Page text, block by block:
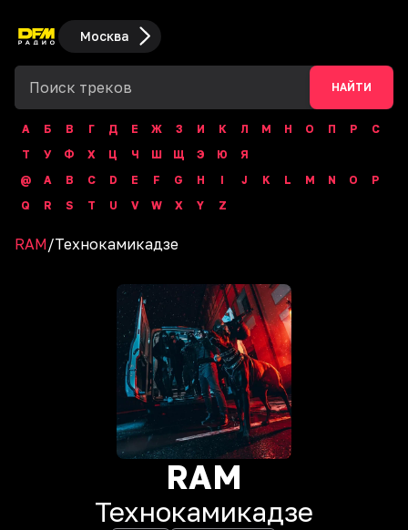
Москва
НАЙТИ
А Б В Г Д Е Ж З И К Л М Н О П Р
С
Т
У Ф Х Ц Ч Ш Щ Э Ю
Я
@
A B C D E F G H I J K L M N O
P
Q
R S T U V W X Y Z
RAM/Технокамикадзе
RAM
Технокамикадзе